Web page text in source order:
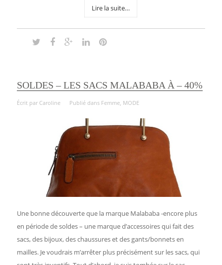
Lire la suite…
SOLDES – LES SACS MALABABA À – 40%
Écrit par Caroline Publié dans Femme, MODE
Une bonne découverte que la marque Malababa -encore plus
en période de soldes – une marque d’accessoires qui fait des
sacs, des bijoux, des chaussures et des gants/bonnets en
mailles. Je voudrais m’arrêter plus précisément sur les sacs, qui